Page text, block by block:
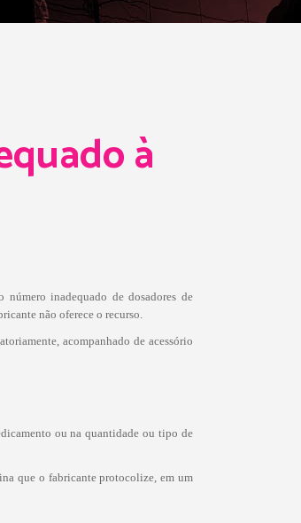
à
número inadequado de dosadores de
não oferece o recurso.
acompanhado de acessório
ou na quantidade ou tipo de
que o fabricante protocolize, em um